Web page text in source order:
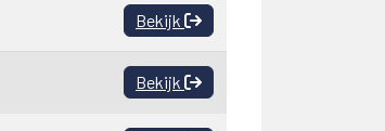
Bekijk
Bekijk